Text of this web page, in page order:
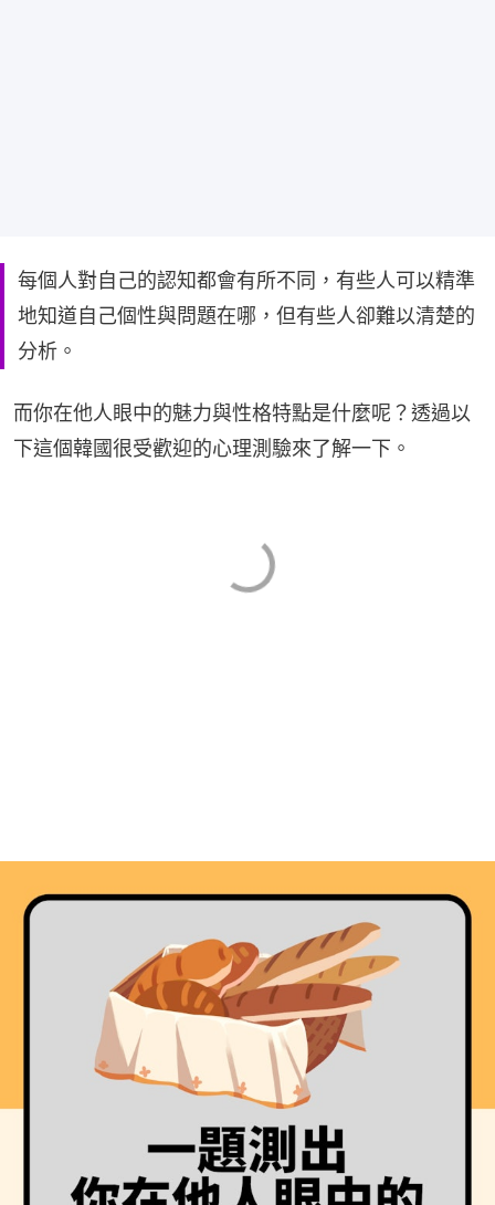
每個人對自己的認知都會有所不同，有些人可以精準
地知道自己個性與問題在哪，但有些人卻難以清楚的
分析。
而你在他人眼中的魅力與性格特點是什麼呢？透過以
下這個韓國很受歡迎的心理測驗來了解一下。